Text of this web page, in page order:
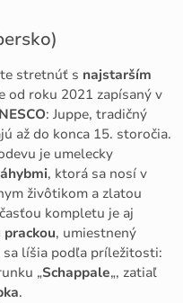
stretnúť s najstarším
od roku 2021 zapísaný v
: Juppe, tradičný
až do konca 15. storočia.
je umelecky
, ktorá sa nosí v
živôtikom a zlatou
kompletu je aj
, umiestnený
líšia podľa príležitosti:
„Schappale„, zatiaľ
.